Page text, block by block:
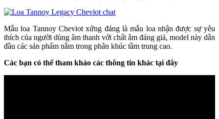
Mẫu loa Tannoy Cheviot xứng đáng là mẫu loa nhận được sự yêu
thích của người dùng âm thanh với chất âm đáng giá, model này dẫn
đầu các sản phẩm nằm trong phân khúc tầm trung cao.
Các bạn có thể tham khảo các thông tin khác tại đây